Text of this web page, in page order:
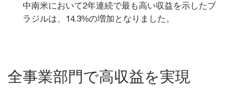
中南米において2年連続で最も高い収益を示したブ
ラジルは、14.3%の増加となりました。
全事業部門で高収益を実現